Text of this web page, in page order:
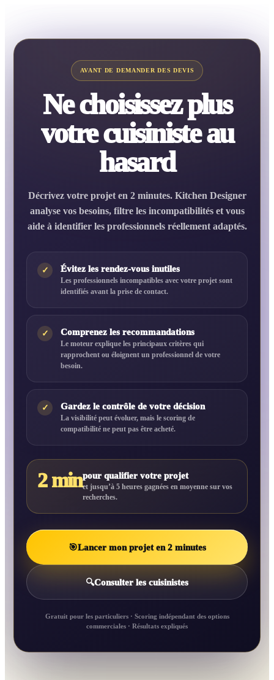
AVANT DE DEMANDER DES DEVIS
Ne choisissez plus
votre cuisiniste au
hasard
Décrivez votre projet en 2 minutes. Kitchen Designer
analyse vos besoins, filtre les incompatibilités et vous
aide à identifier les professionnels réellement adaptés.
✓ Évitez les rendez-vous inutiles
Les professionnels incompatibles avec votre projet sont
identifiés avant la prise de contact.
✓ Comprenez les recommandations
Le moteur explique les principaux critères qui
rapprochent ou éloignent un professionnel de votre
besoin.
✓ Gardez le contrôle de votre décision
La visibilité peut évoluer, mais le scoring de
compatibilité ne peut pas être acheté.
2 minpour qualifier votre projet
et jusqu’à 5 heures gagnées en moyenne sur vos
recherches.
🎯Lancer mon projet en 2 minutes
🔍Consulter les cuisinistes
Gratuit pour les particuliers · Scoring indépendant des options
commerciales · Résultats expliqués